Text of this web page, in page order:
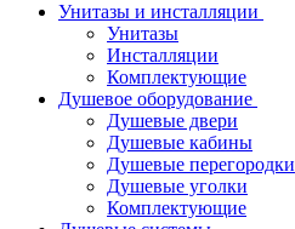
Унитазы и инсталляции
Унитазы
Инсталляции
Комплектующие
Душевое оборудование
Душевые двери
Душевые кабины
Душевые перегородки
Душевые уголки
Комплектующие